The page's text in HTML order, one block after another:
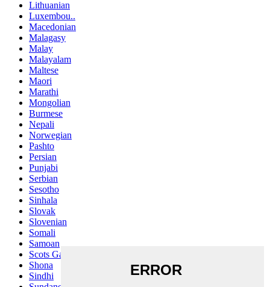
Lithuanian
Luxembou..
Macedonian
Malagasy
Malay
Malayalam
Maltese
Maori
Marathi
Mongolian
Burmese
Nepali
Norwegian
Pashto
Persian
Punjabi
Serbian
Sesotho
Sinhala
Slovak
Slovenian
Somali
Samoan
Scots Gaelic
Shona
Sindhi